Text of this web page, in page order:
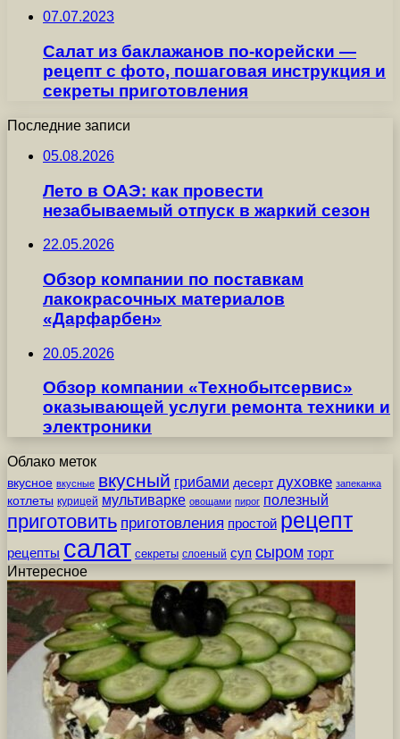
07.07.2023
Салат из баклажанов по-корейски —
рецепт с фото, пошаговая инструкция и
секреты приготовления
Последние записи
05.08.2026
Лето в ОАЭ: как провести
незабываемый отпуск в жаркий сезон
22.05.2026
Обзор компании по поставкам
лакокрасочных материалов
«Дарфарбен»
20.05.2026
Обзор компании «Технобытсервис»
оказывающей услуги ремонта техники и
электроники
Облако меток
вкусное вкусные вкусный грибами десерт духовке запеканка
котлеты курицей мультиварке овощами пирог полезный
приготовить приготовления простой рецепт
рецепты салат секреты слоеный суп сыром торт
Интересное